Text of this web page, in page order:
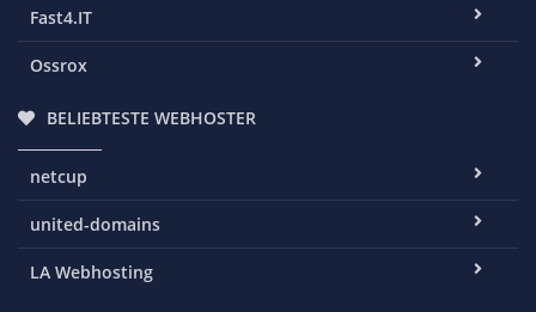
Fast4.IT
Ossrox
BELIEBTESTE WEBHOSTER
netcup
united-domains
LA Webhosting